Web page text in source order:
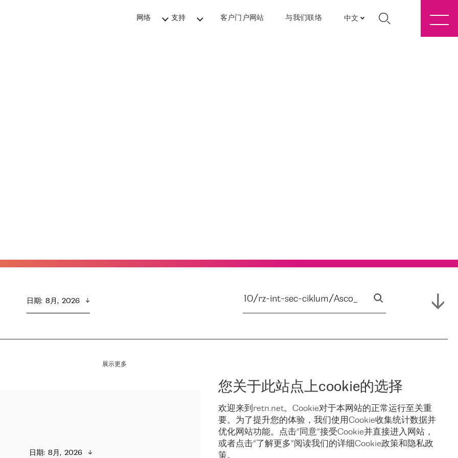
网络 支持 客户门户网站 与我们联络 中文
您关于此站点上cookie的选择
欢迎来到retn.net。Cookie对于本网站的正常运行至关重
要。为了提升您的体验，我们使用Cookie收集统计数据并
优化网站功能。点击“同意”接受Cookie并直接进入网站，
或者点击“了解更多”阅读我们的详细Cookie政策和隐私政
策。
日期: 8月,  2026
展示更多
日期: 8月,  2026